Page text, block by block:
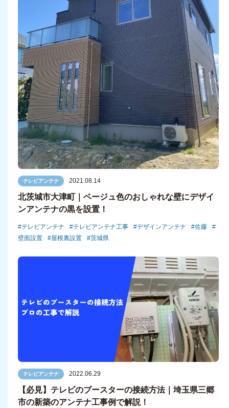
テレビアンテナ 2021.08.14
北茨城市大津町｜ベージュ色のおしゃれな壁にデザイ
ンアンテナの黒を設置！
テレビアンテナ テレビアンテナ工事 デザインアンテナ
佐藤
壁面設置
屋根裏設置 茨城県
テレビアンテナ 2022.06.29
【必見】テレビのブースターの接続方法｜埼玉県三郷
市の新築のアンテナ工事例で解説！